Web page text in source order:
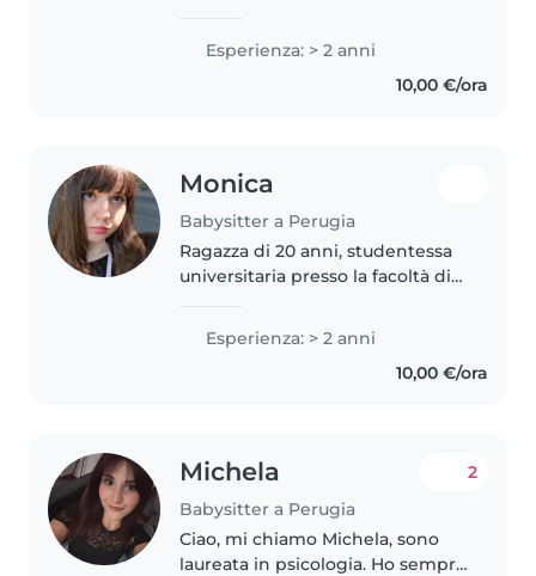
passando tutto il giorno con un
sacco di bambini e adolescenti.
Ho inoltre sempre dato una
Esperienza: > 2 anni
10,00 €/ora
Monica
Babysitter a Perugia
Ragazza di 20 anni, studentessa
universitaria presso la facoltà di
naturale affinità con i bambini
avendo gestito molteplici bimbi
Esperienza: > 2 anni
10,00 €/ora
Michela
Babysitter a Perugia
2
Ciao, mi chiamo Michela, sono
laureata in psicologia. Ho sempre